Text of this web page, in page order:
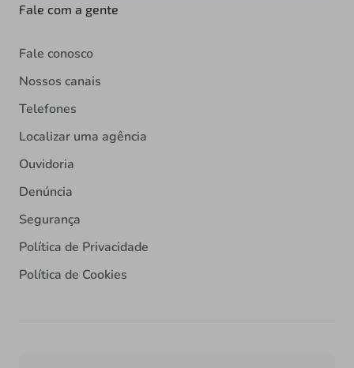
Fale com a gente
Fale conosco
Nossos canais
Telefones
Localizar uma agência
Ouvidoria
Denúncia
Segurança
Política de Privacidade
Política de Cookies